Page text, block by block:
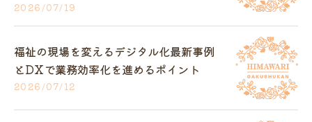
2026/07/19
福祉の現場を変えるデジタル化最新事例
とDXで業務効率化を進めるポイント
2026/07/12